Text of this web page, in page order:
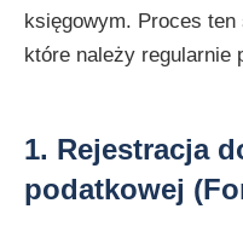
księgowym. Proces ten
które należy regularnie
1. Rejestracja
podatkowej